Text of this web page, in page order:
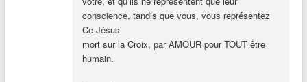
conscience, tandis que vous, vous représentez
Ce Jésus
mort sur la Croix, par AMOUR pour TOUT être
humain.